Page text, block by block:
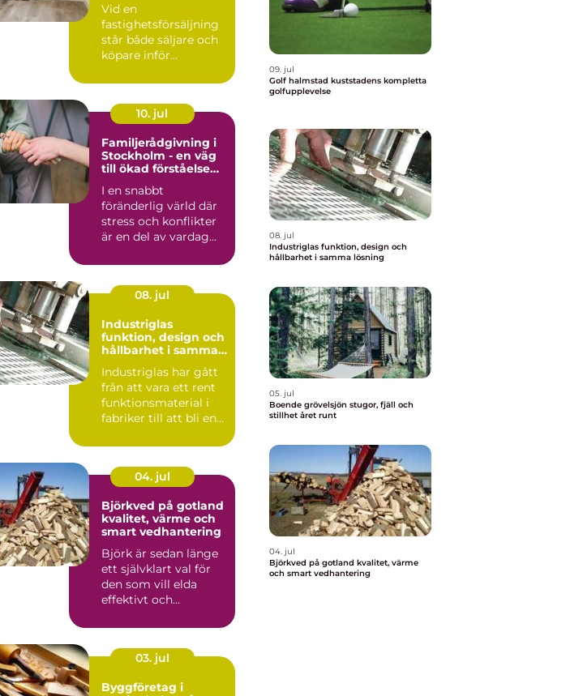
Vid en
fastighetsförsäljning
står både säljare och
köpare inför...
10. jul
Familjerådgivning i
Stockholm - en väg
till ökad förståelse
I en snabbt
föränderlig värld där
stress och konflikter
är en del av vardag...
08. jul
Industriglas
funktion, design och
hållbarhet i samma
Industriglas har gått
från att vara ett rent
funktionsmaterial i
fabriker till att bli en
04. jul
Björkved på gotland
kvalitet, värme och
smart vedhantering
Björk är sedan länge
ett självklart val för
den som vill elda
effektivt och
trivsel ...
03. jul
Byggföretag i
09. jul
Golf halmstad kuststadens kompletta
golfupplevelse
08. jul
Industriglas funktion, design och
hållbarhet i samma lösning
05. jul
Boende grövelsjön stugor, fjäll och
stillhet året runt
04. jul
Björkved på gotland kvalitet, värme
och smart vedhantering